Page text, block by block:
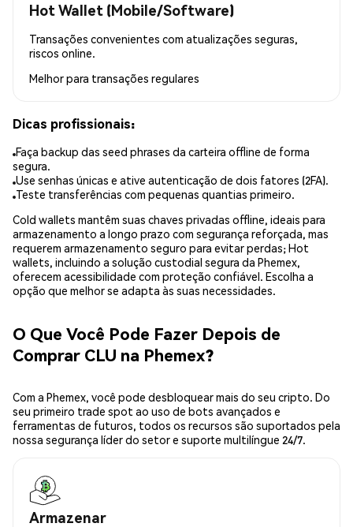
Hot Wallet (Mobile/Software)
Transações convenientes com atualizações seguras,
riscos online.
Melhor para transações regulares
Dicas profissionais:
Faça backup das seed phrases da carteira offline de forma
segura.
Use senhas únicas e ative autenticação de dois fatores (2FA).
Teste transferências com pequenas quantias primeiro.
Cold wallets mantêm suas chaves privadas offline, ideais para
armazenamento a longo prazo com segurança reforçada, mas
requerem armazenamento seguro para evitar perdas; Hot
wallets, incluindo a solução custodial segura da Phemex,
oferecem acessibilidade com proteção confiável. Escolha a
opção que melhor se adapta às suas necessidades.
O Que Você Pode Fazer Depois de
Comprar CLU na Phemex?
Com a Phemex, você pode desbloquear mais do seu cripto. Do
seu primeiro trade spot ao uso de bots avançados e
ferramentas de futuros, todos os recursos são suportados pela
nossa segurança líder do setor e suporte multilíngue 24/7.
Armazenar